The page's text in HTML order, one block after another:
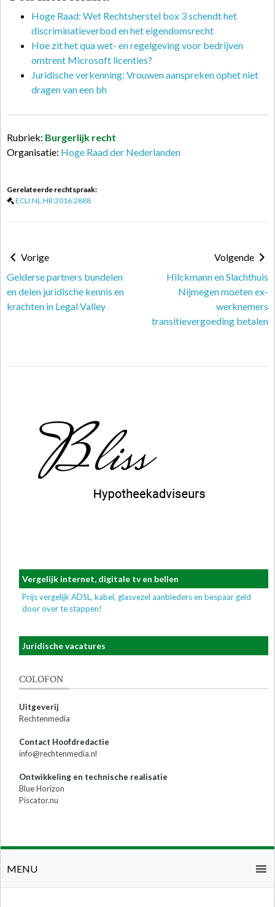
Hoge Raad: Wet Rechtsherstel box 3 schendt het
discriminatieverbod en het eigendomsrecht
Hoe zit het qua wet- en regelgeving voor bedrijven
omtrent Microsoft licenties?
Juridische verkenning: Vrouwen aanspreken ophet niet
dragen van een bh
Rubriek: Burgerlijk recht
Organisatie: Hoge Raad der Nederlanden
Gerelateerde rechtspraak:
ECLI:NL:HR:2016:2888
Vorige
Gelderse partners bundelen
en delen juridische kennis en
krachten in Legal Valley
Volgende
Hilckmann en Slachthuis
Nijmegen moeten ex-
werknemers
transitievergoeding betalen
Vergelijk internet, digitale tv en bellen
Prijs vergelijk ADSL, kabel, glasvezel aanbieders en bespaar geld
door over te stappen!
Juridische vacatures
COLOFON
Uitgeverij
Rechtenmedia
Contact Hoofdredactie
info@rechtenmedia.nl
Ontwikkeling en technische realisatie
Blue Horizon
Piscator.nu
MENU